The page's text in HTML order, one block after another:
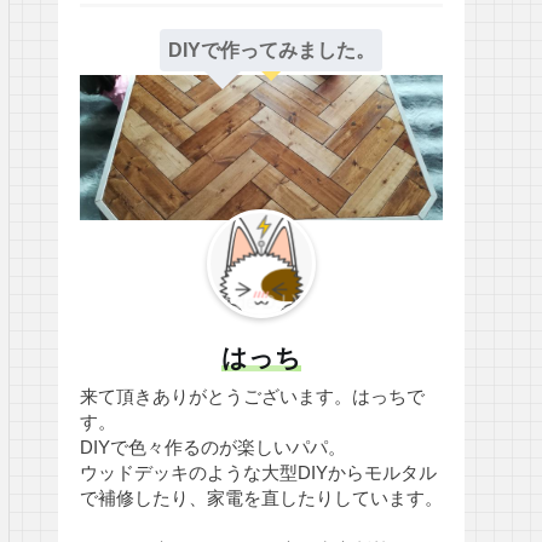
DIYで作ってみました。
はっち
来て頂きありがとうございます。はっちで
す。
DIYで色々作るのが楽しいパパ。
ウッドデッキのような大型DIYからモルタル
で補修したり、家電を直したりしています。